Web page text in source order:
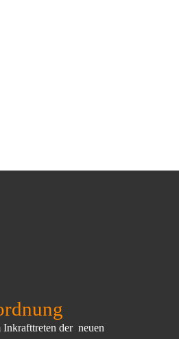
der neuen